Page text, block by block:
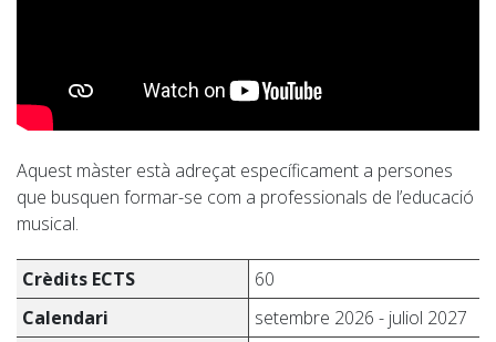
Aquest màster està adreçat específicament a persones
que busquen formar-se com a professionals de l’educació
musical.
Crèdits ECTS
60
Calendari
setembre 2026 - juliol 2027